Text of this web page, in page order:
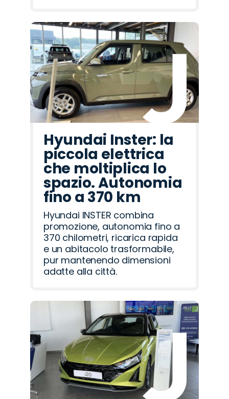
Hyundai Inster: la
piccola elettrica
che moltiplica lo
spazio. Autonomia
fino a 370 km
Hyundai INSTER combina
promozione, autonomia fino a
370 chilometri, ricarica rapida
e un abitacolo trasformabile,
pur mantenendo dimensioni
adatte alla città.